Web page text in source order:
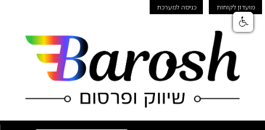
מועדון לקוחות כניסה למערכת